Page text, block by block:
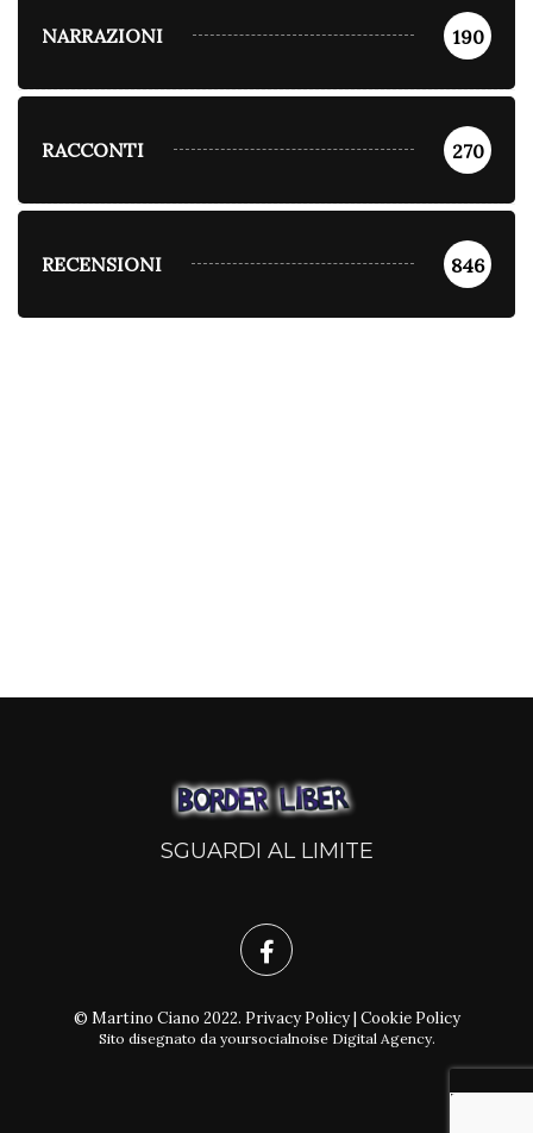
NARRAZIONI 190
RACCONTI 270
RECENSIONI 846
SGUARDI AL LIMITE
© Martino Ciano 2022. Privacy Policy| Cookie Policy
Sito disegnato da yoursocialnoise Digital Agency.